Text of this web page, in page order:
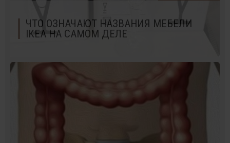
ЧТО ОЗНАЧАЮТ НАЗВАНИЯ МЕБЕЛИ
IKEA НА САМОМ ДЕЛЕ